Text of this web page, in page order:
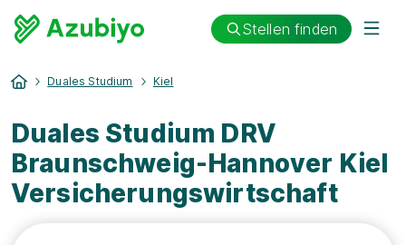
Stellen finden
Duales Studium Kiel
Duales Studium DRV
Braunschweig-Hannover Kiel
Versicherungswirtschaft